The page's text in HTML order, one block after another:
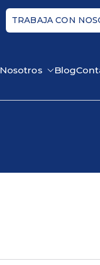
TRABAJA CON
Nosotros Blog